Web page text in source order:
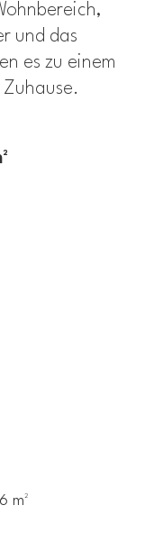
und das
es zu einem
m²